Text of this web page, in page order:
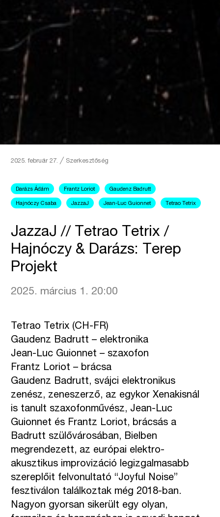
2025. február 27.╱ Szerkesztőség
Darázs Ádám Frantz Loriot Gaudenz Badrutt
Hajnóczy Csaba JazzaJ Jean-Luc Guionnet Tetrao Tetrix
JazzaJ // Tetrao Tetrix /
Hajnóczy & Darázs: Terep
Projekt
2025. március 1. 20:00
Tetrao Tetrix (CH-FR)
Gaudenz Badrutt – elektronika
Jean-Luc Guionnet – szaxofon
Frantz Loriot – brácsa
Gaudenz Badrutt, svájci elektronikus
zenész, zeneszerző, az egykor Xenakisnál
is tanult szaxofonművész, Jean-Luc
Guionnet és Frantz Loriot, brácsás a
Badrutt szülővárosában, Bielben
megrendezett, az európai elektro-
akusztikus improvizáció legizgalmasabb
szereplőit felvonultató “Joyful Noise”
fesztiválon találkoztak még 2018-ban.
Nagyon gyorsan sikerült egy olyan,